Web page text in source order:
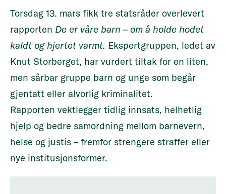
Torsdag 13. mars fikk tre statsråder overlevert
rapporten De er våre barn – om å holde hodet
kaldt og hjertet varmt. Ekspertgruppen, ledet av
Knut Storberget, har vurdert tiltak for en liten,
men sårbar gruppe barn og unge som begår
gjentatt eller alvorlig kriminalitet.
Rapporten vektlegger tidlig innsats, helhetlig
hjelp og bedre samordning mellom barnevern,
helse og justis – fremfor strengere straffer eller
nye institusjonsformer.